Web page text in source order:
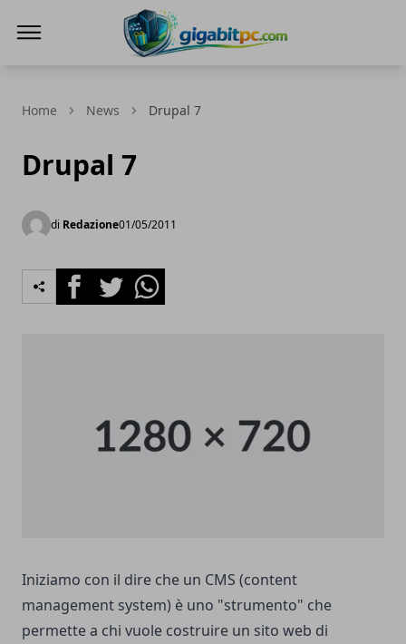
Home News Drupal 7
Drupal 7
di Redazione01/05/2011
FacebookTwitterWhatsapp
Iniziamo con il dire che un CMS (content
management system) è uno "strumento" che
permette a chi vuole costruire un sito web di